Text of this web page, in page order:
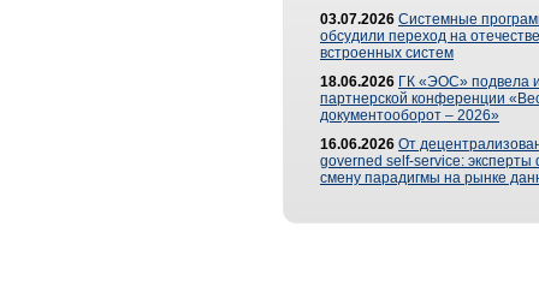
03.07.2026 Системные
обсудили переход на
встроенных систем
18.06.2026 ГК «ЭОС» подвела
партнерской конференции
документооборот – 2026»
16.06.2026 От
governed self-service: эксперты
смену парадигмы на рынке